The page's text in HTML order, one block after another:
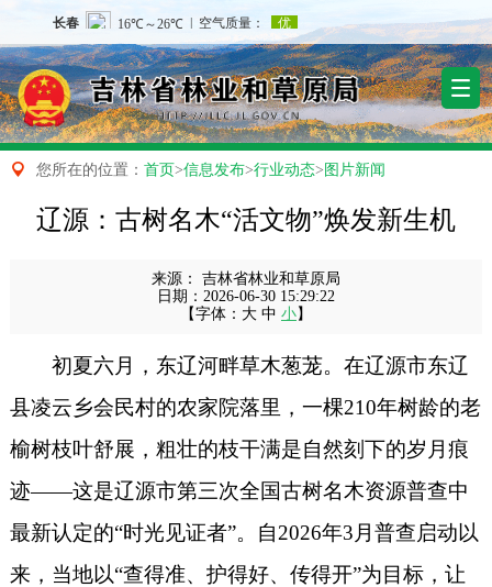
 您所在的位置： 首页>信息发布>行业动态> 图片新闻
辽源：古树名木“活文物”焕发新生机
来源：
吉林省林业和草原局
日期： 2026-06-30 15:29:22
【字体： 大 中 小】
初夏六月，东辽河畔草木葱茏。在辽源市东辽
县凌云乡会民村的农家院落里，一棵210年树龄的老
榆树枝叶舒展， 粗壮的枝干满是自然刻下的岁月痕
迹——这是辽源市第三次全国古树名木资源普查中
最新认定的“时光见证者”。自2026年3月普查启动以
来，当地以“查得准、护得好、传得开”为目标，让